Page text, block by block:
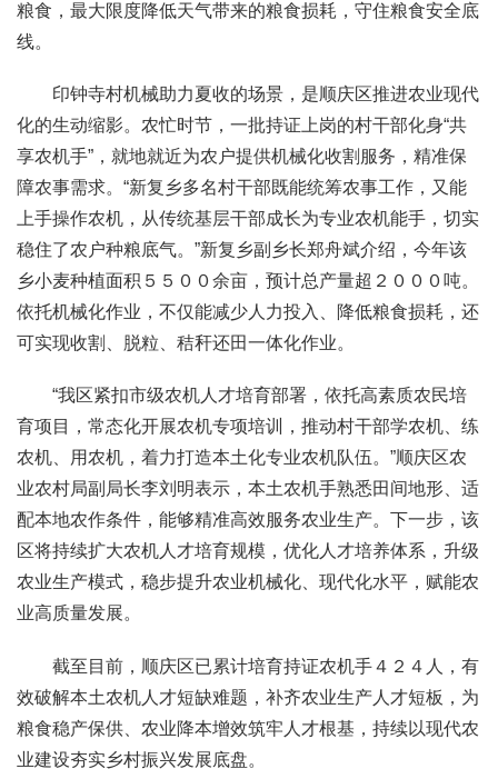
粮食，最大限度降低天气带来的粮食损耗，守住粮食安全底
线。
印钟寺村机械助力夏收的场景，是顺庆区推进农业现代
化的生动缩影。农忙时节，一批持证上岗的村干部化身“共
享农机手”，就地就近为农户提供机械化收割服务，精准保
障农事需求。“新复乡多名村干部既能统筹农事工作，又能
上手操作农机，从传统基层干部成长为专业农机能手，切实
稳住了农户种粮底气。”新复乡副乡长郑舟斌介绍，今年该
乡小麦种植面积５５００余亩，预计总产量超２０００吨。
依托机械化作业，不仅能减少人力投入、降低粮食损耗，还
可实现收割、脱粒、秸秆还田一体化作业。
“我区紧扣市级农机人才培育部署，依托高素质农民培
育项目，常态化开展农机专项培训，推动村干部学农机、练
农机、用农机，着力打造本土化专业农机队伍。”顺庆区农
业农村局副局长李刘明表示，本土农机手熟悉田间地形、适
配本地农作条件，能够精准高效服务农业生产。下一步，该
区将持续扩大农机人才培育规模，优化人才培养体系，升级
农业生产模式，稳步提升农业机械化、现代化水平，赋能农
业高质量发展。
截至目前，顺庆区已累计培育持证农机手４２４人，有
效破解本土农机人才短缺难题，补齐农业生产人才短板，为
粮食稳产保供、农业降本增效筑牢人才根基，持续以现代农
业建设夯实乡村振兴发展底盘。